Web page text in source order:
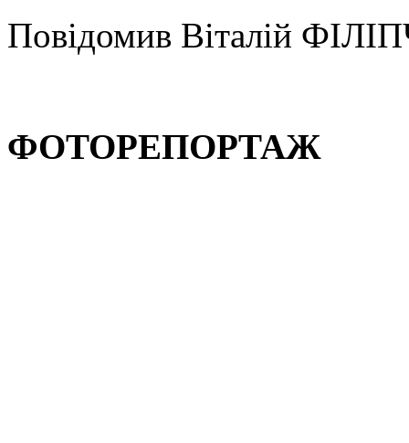
Повідомив Віталій
ФОТОРЕПОРТАЖ